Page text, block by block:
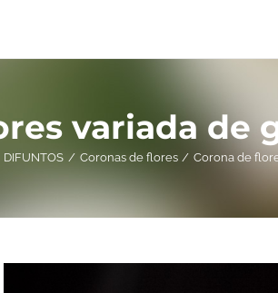
variada de
DIFUNTOS Coronas de flores Corona de